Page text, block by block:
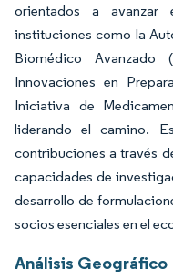
orientados a avanzar
instituciones como la
Biomédico
Innovaciones en
Iniciativa de
liderando el camino.
contribuciones a través
capacidades de
desarrollo de
socios esenciales en el
Análisis Geográfico